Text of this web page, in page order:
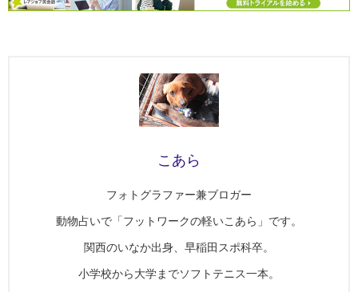
こあら
フォトグラファー兼ブロガー
動物占いで「フットワークの軽いこあら」です。
関西のいなか出身、早稲田スポ科卒。
小学校から大学までソフトテニス一本。